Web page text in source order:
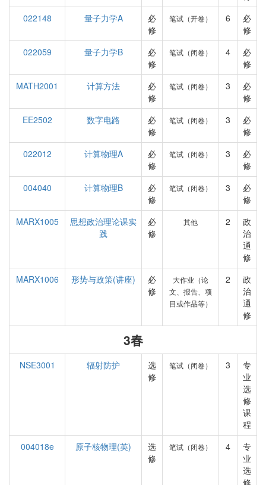
022148
量子力学A
必
修
笔试（开卷） 6
必
修
022059
量子力学B
必
修
笔试（闭卷） 4
必
修
MATH2001
计算方法
必
修
笔试（闭卷） 3
必
修
EE2502
数字电路
必
修
笔试（闭卷） 3
必
修
022012
计算物理A
必
修
笔试（闭卷） 3
必
修
004040
计算物理B
必
修
笔试（闭卷） 3
必
修
MARX1005
思想政治理论课实
践
必
修
其他 2
政
治
通
修
MARX1006
形势与政策(讲座)
必
修
大作业（论
文、报告、项
目或作品等）
2
政
治
通
修
3春
NSE3001 辐射防护
选
修
笔试（闭卷） 3
专
业
选
修
课
程
004018e
原子核物理(英)
选
修
笔试（闭卷） 4
专
业
选
修